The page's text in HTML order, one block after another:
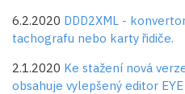
6.2.2020 DDD2XML -
tachografu nebo karty řidiče.
2.1.2020 Ke stažení nová
obsahuje vylepšený editor